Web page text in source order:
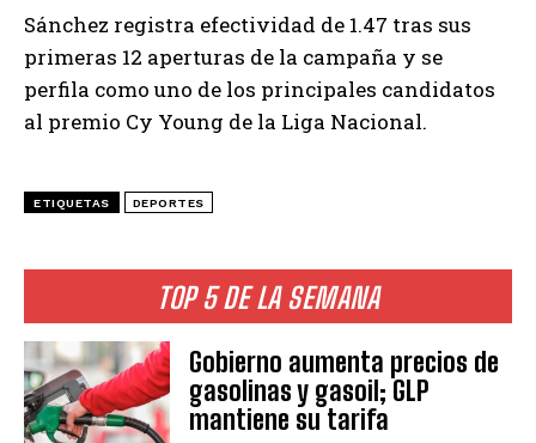
TOP 5 DE LA SEMANA
Gobierno aumenta precios de
gasolinas y gasoil; GLP
mantiene su tarifa
Sánchez registra efectividad de 1.47 tras sus
primeras 12 aperturas de la campaña y se
perfila como uno de los principales candidatos
al premio Cy Young de la Liga Nacional.
ETIQUETAS DEPORTES